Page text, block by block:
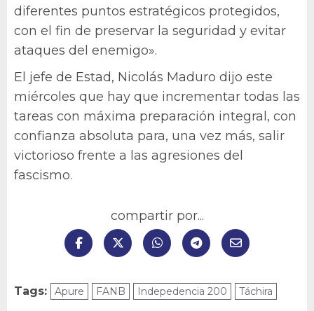
diferentes puntos estratégicos protegidos,
con el fin de preservar la seguridad y evitar
ataques del enemigo».
El jefe de Estad, Nicolás Maduro dijo este
miércoles que hay que incrementar todas las
tareas con máxima preparación integral, con
confianza absoluta para, una vez más, salir
victorioso frente a las agresiones del
fascismo.
compartir por...
Tags: Apure FANB Indepedencia 200 Táchira